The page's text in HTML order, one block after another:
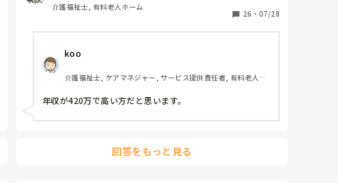
介護福祉士, 有料老人ホーム
26 ・ 07/28
koo
介護福祉士, ケアマネジャー, サービス提供責任者, 有料老人ホ
通所リハ, 訪問介護, ユニット型特養, 居宅ケアマネ, 障害福祉
関連
年収が420万で高い方だと思います。
回答をもっと見る